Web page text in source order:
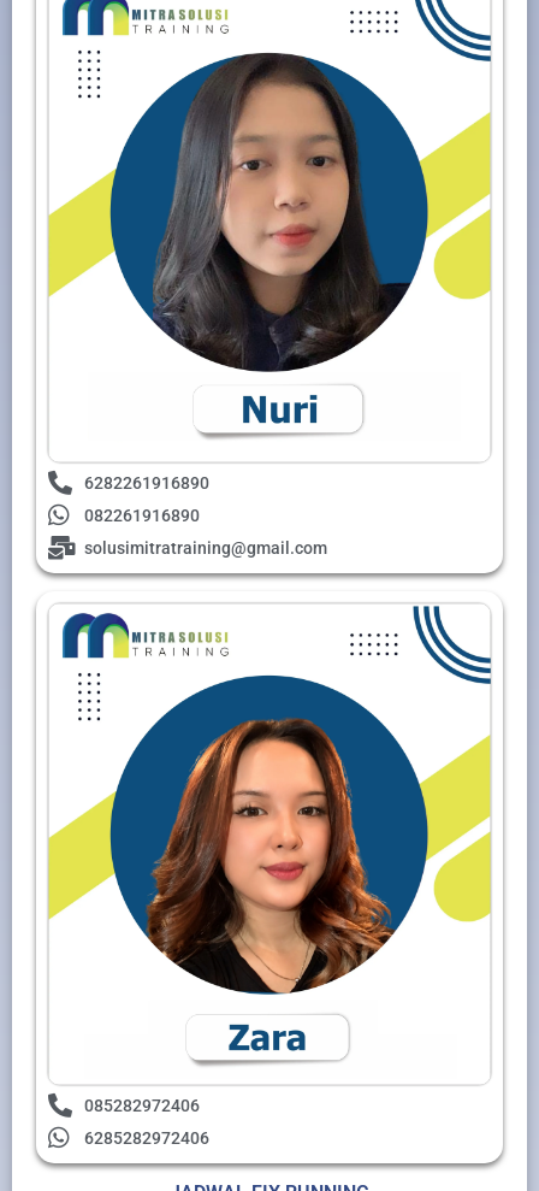
6282261916890
082261916890
solusimitratraining@gmail.com
085282972406
6285282972406